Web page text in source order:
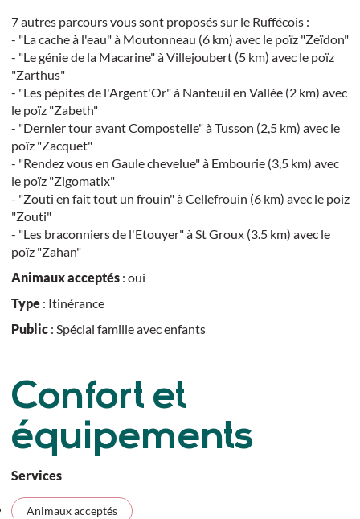
7 autres parcours vous sont proposés sur le Ruffécois :
- "La cache à l'eau" à Moutonneau (6 km) avec le poïz "Zeïdon"
- "Le génie de la Macarine" à Villejoubert (5 km) avec le poïz
"Zarthus"
- "Les pépites de l'Argent'Or" à Nanteuil en Vallée (2 km) avec
le poïz "Zabeth"
- "Dernier tour avant Compostelle" à Tusson (2,5 km) avec le
poïz "Zacquet"
- "Rendez vous en Gaule chevelue" à Embourie (3,5 km) avec
le poïz "Zigomatix"
- "Zouti en fait tout un frouin" à Cellefrouin (6 km) avec le poiz
"Zouti"
- "Les braconniers de l'Etouyer" à St Groux (3.5 km) avec le
poïz "Zahan"
Animaux acceptés: oui
Type: Itinérance
Public: Spécial famille avec enfants
Confort et
équipements
Services
Animaux acceptés